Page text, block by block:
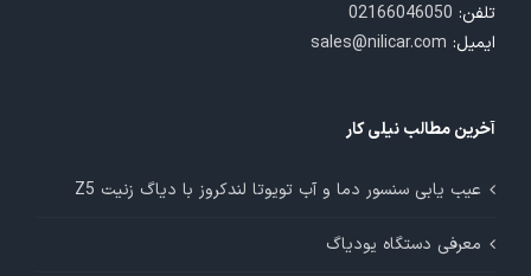
تلفن: 02166046050
ایمیل: sales@nilicar.com
آخرین مطالب نیلی کار
عیب یابی سنسور دما و آب تویوتا لندکروز با دیاگ زنیت Z5
معرفی دستگاه یودیاگ